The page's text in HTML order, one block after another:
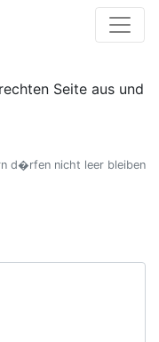
Seite aus und
d�rfen nicht leer bleiben